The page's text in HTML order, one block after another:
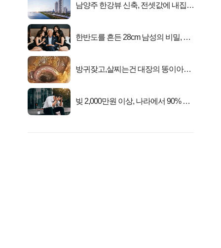
남양주 한강뷰 신축, 전셋값에 내집마
한반도를 흔든 28cm 남성의 비밀, 매
방귀잦고,살찌는건 대장의 똥이아니
빚 2,000만원 이상, 나라에서 90% 갚